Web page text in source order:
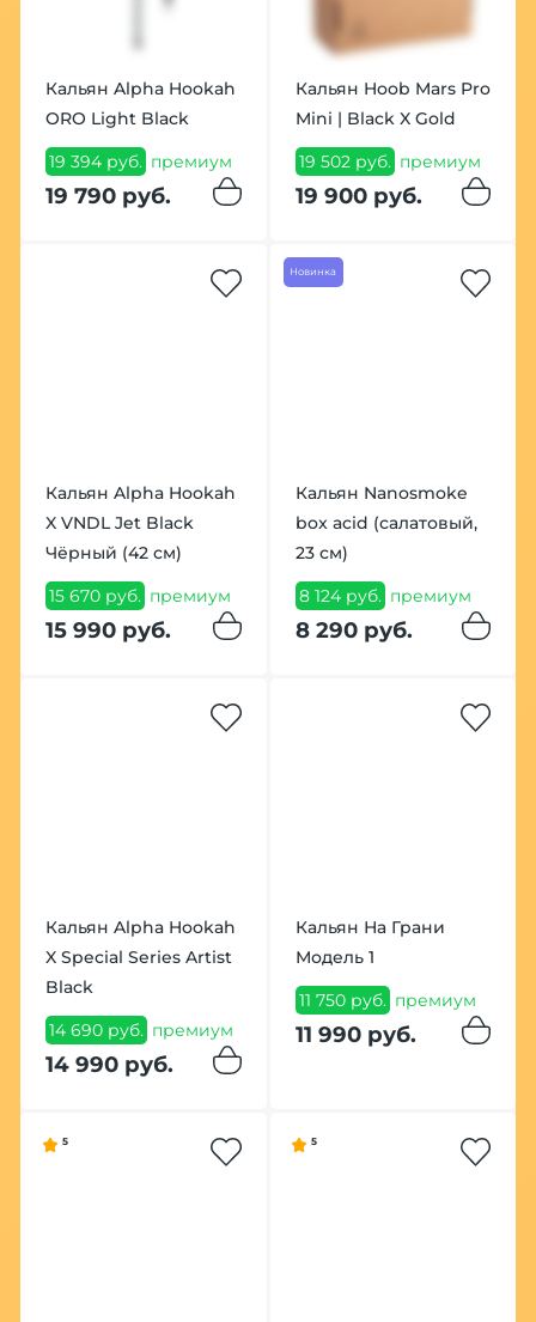
Кальян Alpha Hookah
ORO Light Black
19 394 руб. премиум
19 790 руб.
Кальян Hoob Mars Pro
Mini | Black X Gold
19 502 руб. премиум
19 900 руб.
Кальян Alpha Hookah
X VNDL Jet Black
Чёрный (42 см)
15 670 руб. премиум
15 990 руб.
Новинка
Кальян Nanosmoke
box acid (салатовый,
23 см)
8 124 руб. премиум
8 290 руб.
Кальян Alpha Hookah
X Special Series Artist
Black
14 690 руб. премиум
14 990 руб.
Кальян На Грани
Модель 1
11 750 руб. премиум
11 990 руб.
5 5